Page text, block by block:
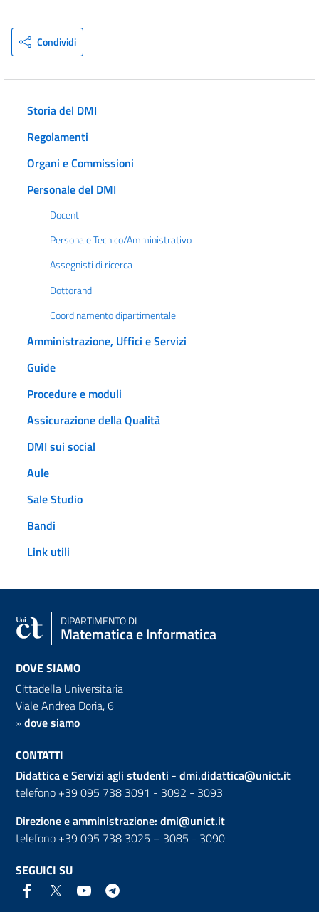
Condividi
Storia del DMI
Regolamenti
Organi e Commissioni
Personale del DMI
Docenti
Personale Tecnico/Amministrativo
Assegnisti di ricerca
Dottorandi
Coordinamento dipartimentale
Amministrazione, Uffici e Servizi
Guide
Procedure e moduli
Assicurazione della Qualità
DMI sui social
Aule
Sale Studio
Bandi
Link utili
DIPARTIMENTO DI
Matematica e Informatica
DOVE SIAMO
Cittadella Universitaria
Viale Andrea Doria, 6
»dove siamo
CONTATTI
Didattica e Servizi agli studenti - dmi.didattica@unict.it
telefono +39 095 738 3091 - 3092 - 3093
Direzione e amministrazione: dmi@unict.it
telefono +39 095 738 3025 – 3085 - 3090
SEGUICI SU